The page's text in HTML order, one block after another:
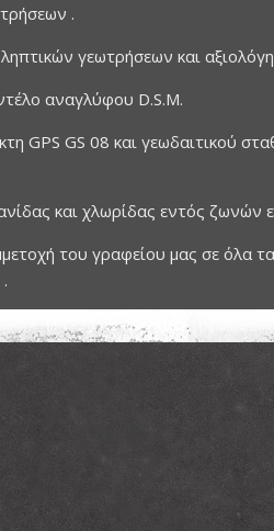
.
γεωτρήσεων και
αναγλύφου D.S.M.
GPS GS 08 και γεωδαιτικού
και χλωρίδας εντός ζωνών
του γραφείου μας σε όλα